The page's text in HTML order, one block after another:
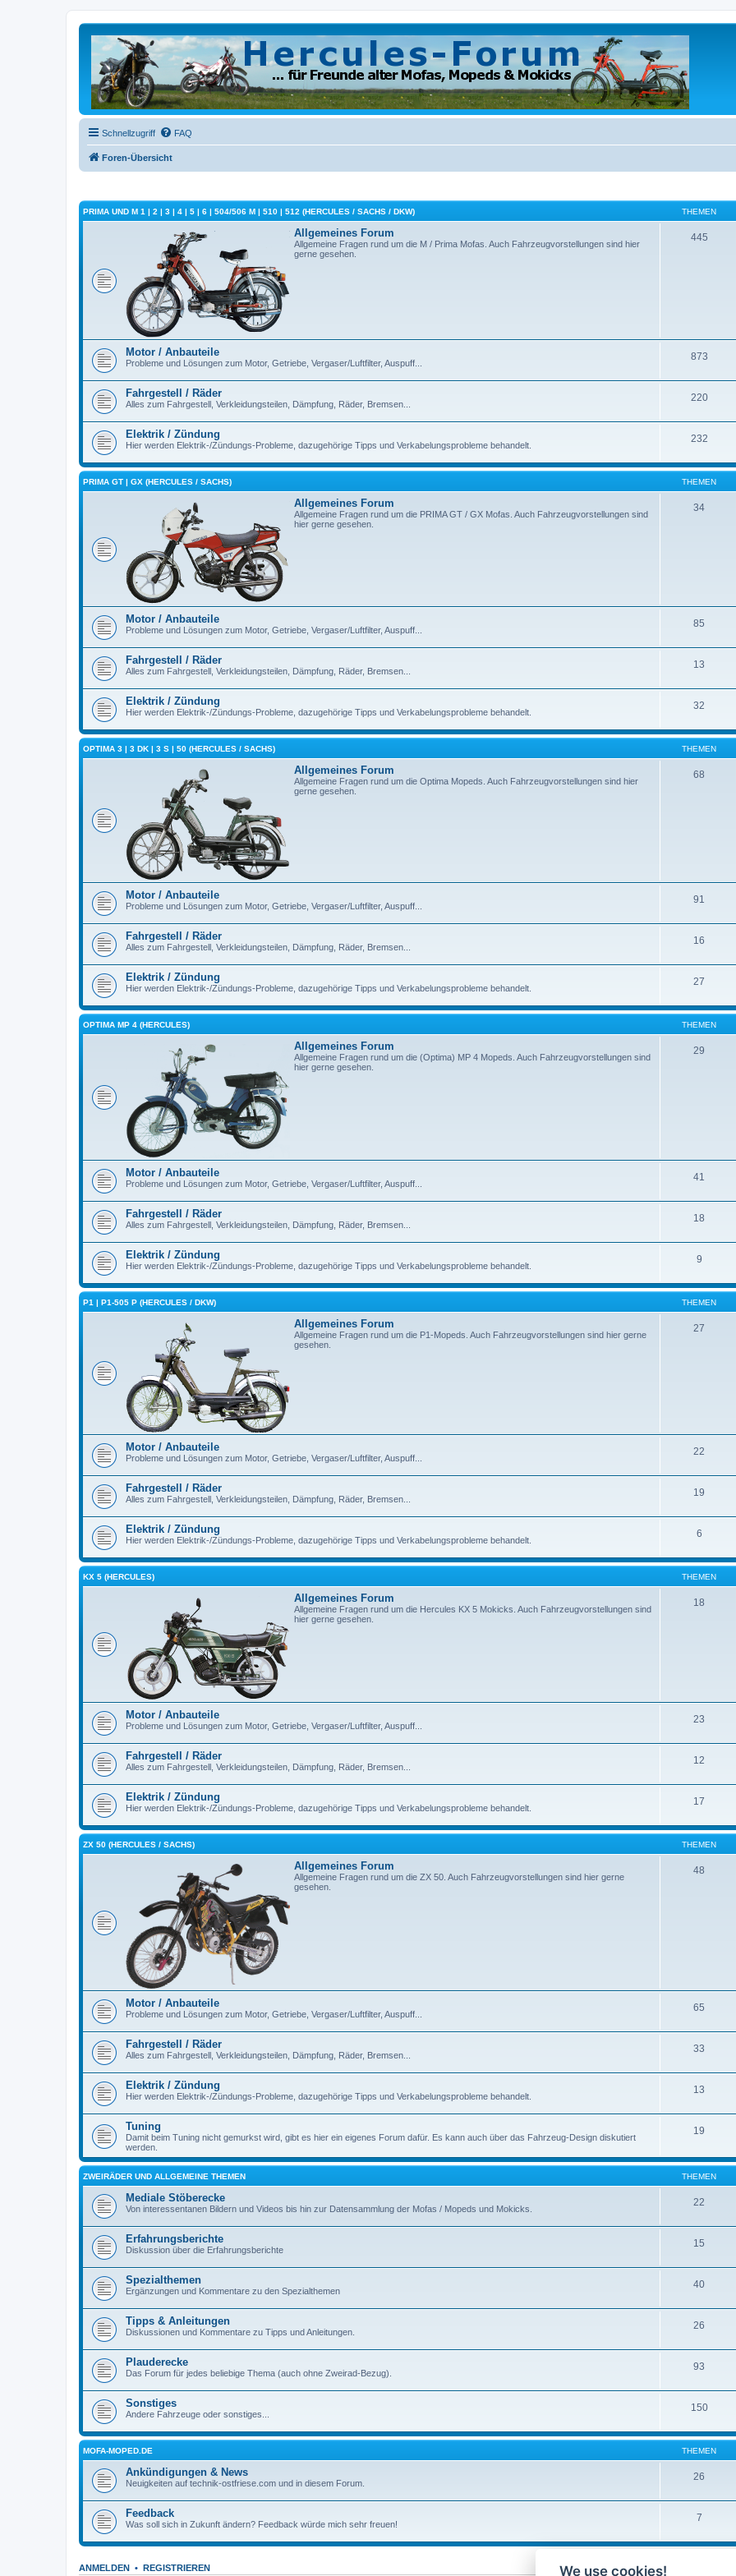
Schnellzugriff FAQ
Foren-Übersicht
PRIMA UND M 1 | 2 | 3 | 4 | 5 | 6 | 504/506 M | 510 | 512 (HERCULES / SACHS / DKW) THEMEN
Allgemeines Forum
Allgemeine Fragen rund um die M / Prima Mofas. Auch Fahrzeugvorstellungen sind hier
gerne gesehen.
445
Motor / Anbauteile
Probleme und Lösungen zum Motor, Getriebe, Vergaser/Luftfilter, Auspuff...
873
Fahrgestell / Räder
Alles zum Fahrgestell, Verkleidungsteilen, Dämpfung, Räder, Bremsen...
220
Elektrik / Zündung
Hier werden Elektrik-/Zündungs-Probleme, dazugehörige Tipps und Verkabelungsprobleme behandelt.
232
PRIMA GT | GX (HERCULES / SACHS) THEMEN
Allgemeines Forum
Allgemeine Fragen rund um die PRIMA GT / GX Mofas. Auch Fahrzeugvorstellungen sind
hier gerne gesehen.
34
Motor / Anbauteile
Probleme und Lösungen zum Motor, Getriebe, Vergaser/Luftfilter, Auspuff...
85
Fahrgestell / Räder
Alles zum Fahrgestell, Verkleidungsteilen, Dämpfung, Räder, Bremsen...
13
Elektrik / Zündung
Hier werden Elektrik-/Zündungs-Probleme, dazugehörige Tipps und Verkabelungsprobleme behandelt.
32
OPTIMA 3 | 3 DK | 3 S | 50 (HERCULES / SACHS) THEMEN
Allgemeines Forum
Allgemeine Fragen rund um die Optima Mopeds. Auch Fahrzeugvorstellungen sind hier
gerne gesehen.
68
Motor / Anbauteile
Probleme und Lösungen zum Motor, Getriebe, Vergaser/Luftfilter, Auspuff...
91
Fahrgestell / Räder
Alles zum Fahrgestell, Verkleidungsteilen, Dämpfung, Räder, Bremsen...
16
Elektrik / Zündung
Hier werden Elektrik-/Zündungs-Probleme, dazugehörige Tipps und Verkabelungsprobleme behandelt.
27
OPTIMA MP 4 (HERCULES) THEMEN
Allgemeines Forum
Allgemeine Fragen rund um die (Optima) MP 4 Mopeds. Auch Fahrzeugvorstellungen sind
hier gerne gesehen.
29
Motor / Anbauteile
Probleme und Lösungen zum Motor, Getriebe, Vergaser/Luftfilter, Auspuff...
41
Fahrgestell / Räder
Alles zum Fahrgestell, Verkleidungsteilen, Dämpfung, Räder, Bremsen...
18
Elektrik / Zündung
Hier werden Elektrik-/Zündungs-Probleme, dazugehörige Tipps und Verkabelungsprobleme behandelt.
9
P1 | P1-505 P (HERCULES / DKW) THEMEN
Allgemeines Forum
Allgemeine Fragen rund um die P1-Mopeds. Auch Fahrzeugvorstellungen sind hier gerne
gesehen.
27
Motor / Anbauteile
Probleme und Lösungen zum Motor, Getriebe, Vergaser/Luftfilter, Auspuff...
22
Fahrgestell / Räder
Alles zum Fahrgestell, Verkleidungsteilen, Dämpfung, Räder, Bremsen...
19
Elektrik / Zündung
Hier werden Elektrik-/Zündungs-Probleme, dazugehörige Tipps und Verkabelungsprobleme behandelt.
6
KX 5 (HERCULES) THEMEN
Allgemeines Forum
Allgemeine Fragen rund um die Hercules KX 5 Mokicks. Auch Fahrzeugvorstellungen sind
hier gerne gesehen.
18
Motor / Anbauteile
Probleme und Lösungen zum Motor, Getriebe, Vergaser/Luftfilter, Auspuff...
23
Fahrgestell / Räder
Alles zum Fahrgestell, Verkleidungsteilen, Dämpfung, Räder, Bremsen...
12
Elektrik / Zündung
Hier werden Elektrik-/Zündungs-Probleme, dazugehörige Tipps und Verkabelungsprobleme behandelt.
17
ZX 50 (HERCULES / SACHS) THEMEN
Allgemeines Forum
Allgemeine Fragen rund um die ZX 50. Auch Fahrzeugvorstellungen sind hier gerne
gesehen.
48
Motor / Anbauteile
Probleme und Lösungen zum Motor, Getriebe, Vergaser/Luftfilter, Auspuff...
65
Fahrgestell / Räder
Alles zum Fahrgestell, Verkleidungsteilen, Dämpfung, Räder, Bremsen...
33
Elektrik / Zündung
Hier werden Elektrik-/Zündungs-Probleme, dazugehörige Tipps und Verkabelungsprobleme behandelt.
13
Tuning
Damit beim Tuning nicht gemurkst wird, gibt es hier ein eigenes Forum dafür. Es kann auch über das Fahrzeug-Design diskutiert
werden.
19
ZWEIRÄDER UND ALLGEMEINE THEMEN THEMEN
Mediale Stöberecke
Von interessentanen Bildern und Videos bis hin zur Datensammlung der Mofas / Mopeds und Mokicks.
22
Erfahrungsberichte
Diskussion über die Erfahrungsberichte
15
Spezialthemen
Ergänzungen und Kommentare zu den Spezialthemen
40
Tipps & Anleitungen
Diskussionen und Kommentare zu Tipps und Anleitungen.
26
Plauderecke
Das Forum für jedes beliebige Thema (auch ohne Zweirad-Bezug).
93
Sonstiges
Andere Fahrzeuge oder sonstiges...
150
MOFA-MOPED.DE THEMEN
Ankündigungen & News
Neuigkeiten auf technik-ostfriese.com und in diesem Forum.
26
Feedback
Was soll sich in Zukunft ändern? Feedback würde mich sehr freuen!
7
ANMELDEN • REGISTRIEREN We use cookies!